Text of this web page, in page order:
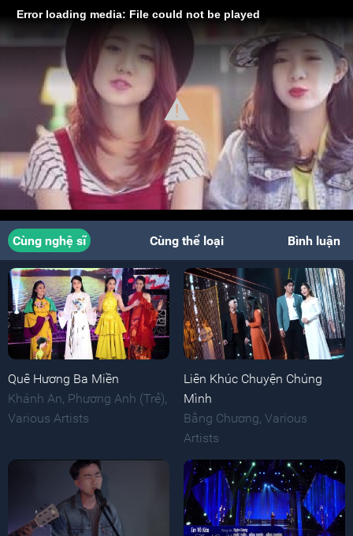
Error loading media: File could not be played
Cùng nghệ sĩ Cùng thể loại Bình luận
Quê Hương Ba Miền
Khánh An Phương Anh (Trẻ)
Various Artists
Liên Khúc Chuyện Chúng
Mình
Bằng Chương Various
Artists